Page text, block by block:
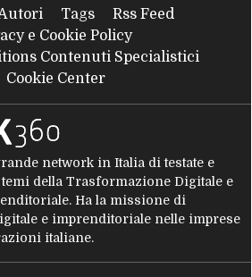
Tags
Rss Feed
e Cookie Policy
Contenuti Specialistici
Cookie Center
network in Italia di testate e
della Trasformazione Digitale e
Ha la missione di
e imprenditoriale nelle imprese
italiane.